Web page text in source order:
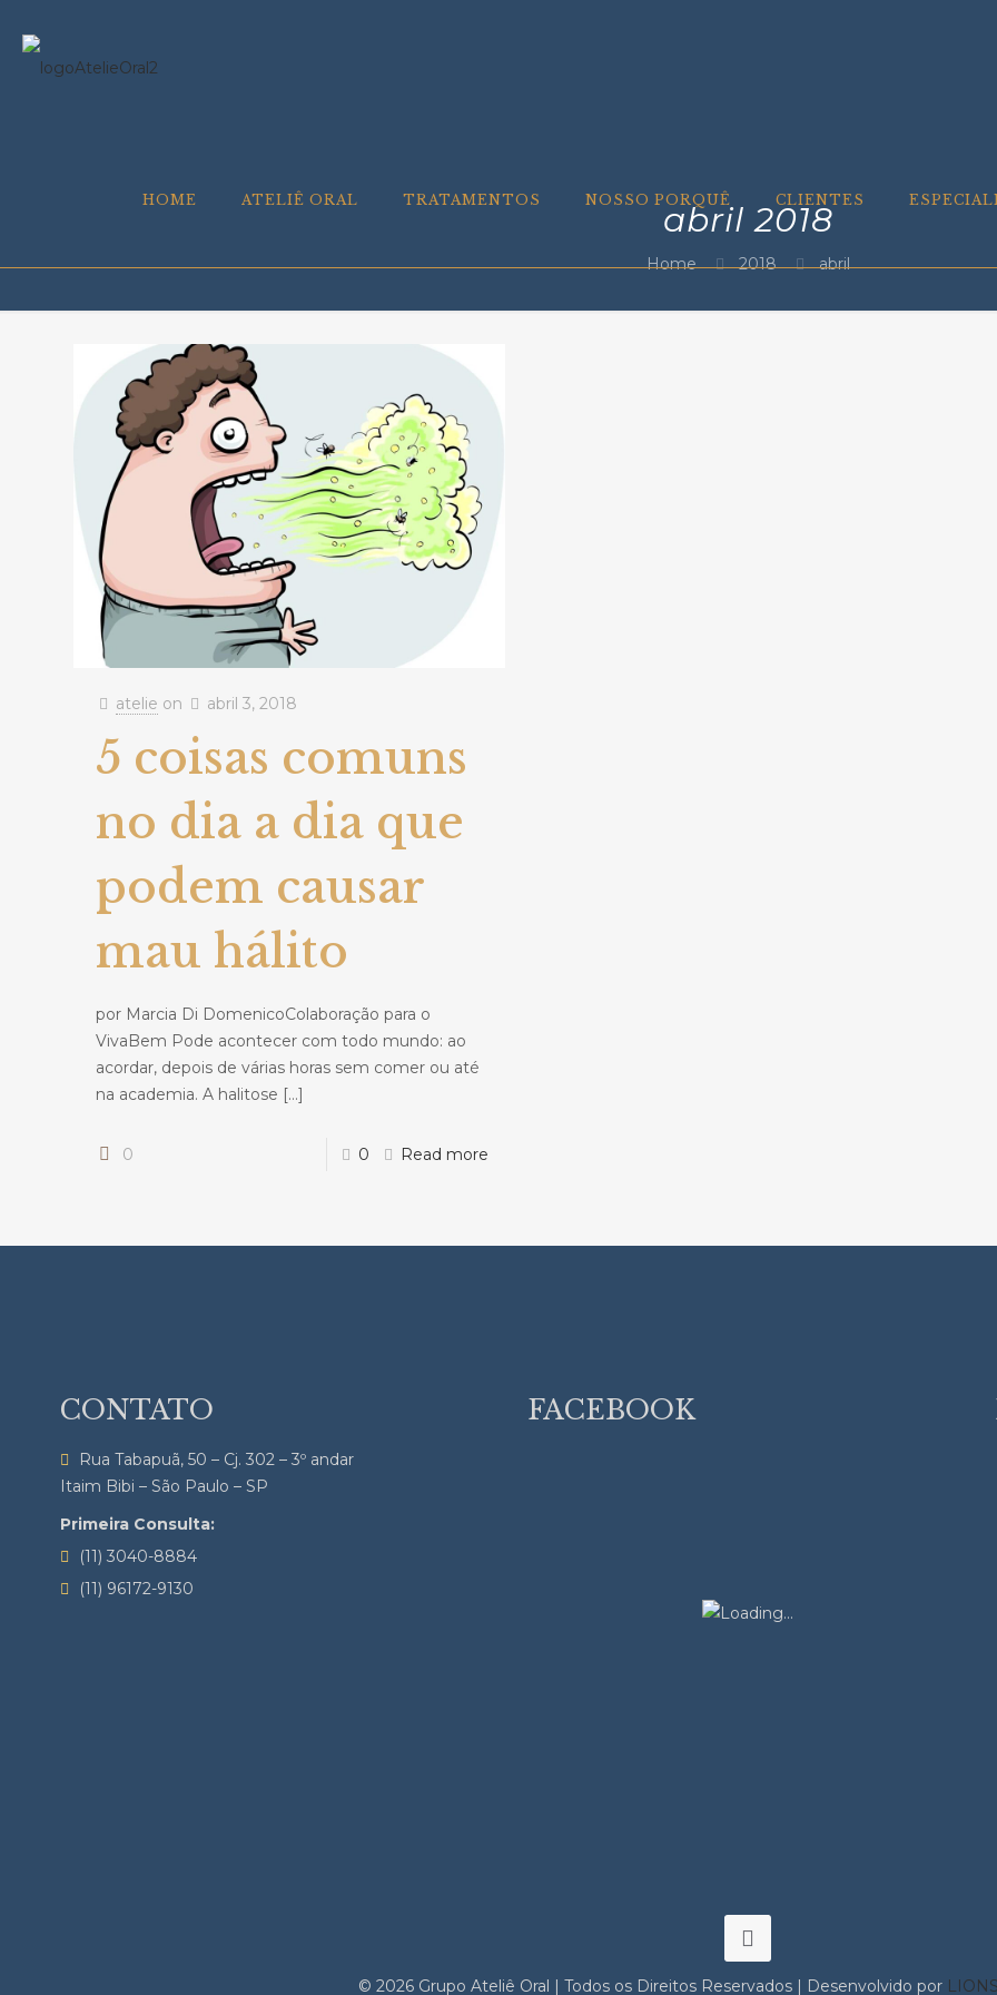
HOME ATELIÊ ORAL TRATAMENTOS NOSSO PORQUÊ CLIENTES
abril 2018
Home 2018 abril
atelie on abril 3, 2018
5 coisas comuns
no dia a dia que
podem causar
mau hálito
por Marcia Di DomenicoColaboração para o
VivaBem Pode acontecer com todo mundo: ao
acordar, depois de várias horas sem comer ou até
na academia. A halitose […]
0 0 Read more
CONTATO
Rua Tabapuã, 50 – Cj. 302 – 3º andar
Itaim Bibi – São Paulo – SP
Primeira Consulta:
(11) 3040-8884
(11) 96172-9130
FACEBOOK
© 2026 Grupo Ateliê Oral | Todos os Direitos Reservados | Desenvolvido por